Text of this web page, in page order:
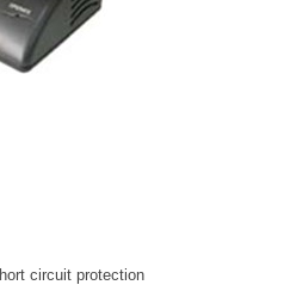
circuit protection